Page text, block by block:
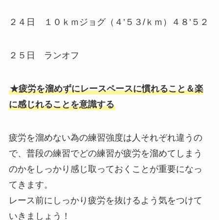
２４日 １０ｋｍジョグ（４’５３/ｋｍ）４８’５２
２５日 ランオフ
★疲労を溜めずにレースペースに慣れること＆楽
に感じれることを意識する
疲労を溜めない為の練習強度は人それぞれ違うの
で、普段の練習でどの練習が疲労を溜めてしまう
のかをしっかり感じ取っておくことが重要になっ
てきます。
レース前にしっかり疲労を抜けるよう気をつけて
いきましょう！